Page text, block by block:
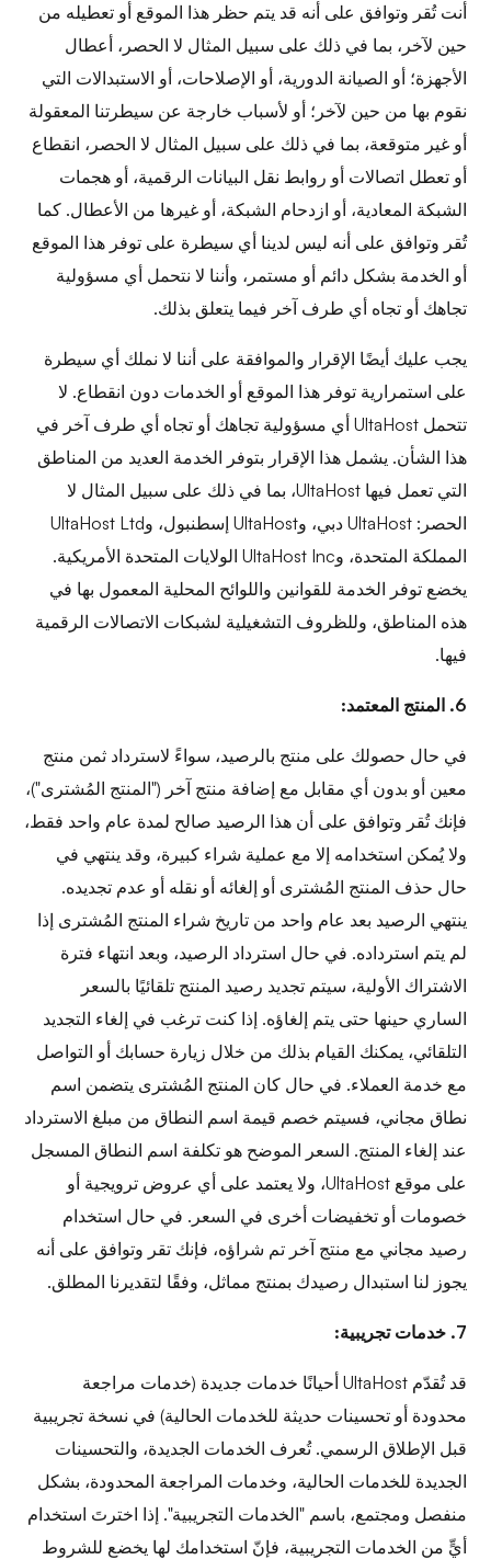
أنت تُقر وتوافق على أنه قد يتم حظر هذا الموقع أو تعطيله من
حين لآخر، بما في ذلك على سبيل المثال لا الحصر، أعطال
الأجهزة؛ أو الصيانة الدورية، أو الإصلاحات، أو الاستبدالات التي
نقوم بها من حين لآخر؛ أو لأسباب خارجة عن سيطرتنا المعقولة
أو غير متوقعة، بما في ذلك على سبيل المثال لا الحصر، انقطاع
أو تعطل اتصالات أو روابط نقل البيانات الرقمية، أو هجمات
الشبكة المعادية، أو ازدحام الشبكة، أو غيرها من الأعطال. كما
تُقر وتوافق على أنه ليس لدينا أي سيطرة على توفر هذا الموقع
أو الخدمة بشكل دائم أو مستمر، وأننا لا نتحمل أي مسؤولية
تجاهك أو تجاه أي طرف آخر فيما يتعلق بذلك.
يجب عليك أيضًا الإقرار والموافقة على أننا لا نملك أي سيطرة
على استمرارية توفر هذا الموقع أو الخدمات دون انقطاع. لا
تتحمل UltaHost أي مسؤولية تجاهك أو تجاه أي طرف آخر في
هذا الشأن. يشمل هذا الإقرار بتوفر الخدمة العديد من المناطق
التي تعمل فيها UltaHost، بما في ذلك على سبيل المثال لا
الحصر: UltaHost دبي، وUltaHost إسطنبول، وUltaHost Ltd
المملكة المتحدة، وUltaHost Inc الولايات المتحدة الأمريكية.
يخضع توفر الخدمة للقوانين واللوائح المحلية المعمول بها في
هذه المناطق، وللظروف التشغيلية لشبكات الاتصالات الرقمية
فيها.
في حال حصولك على منتج بالرصيد، سواءً لاسترداد ثمن منتج
معين أو بدون أي مقابل مع إضافة منتج آخر ("المنتج المُشترى")،
فإنك تُقر وتوافق على أن هذا الرصيد صالح لمدة عام واحد فقط،
ولا يُمكن استخدامه إلا مع عملية شراء كبيرة، وقد ينتهي في
حال حذف المنتج المُشترى أو إلغائه أو نقله أو عدم تجديده.
ينتهي الرصيد بعد عام واحد من تاريخ شراء المنتج المُشترى إذا
لم يتم استرداده. في حال استرداد الرصيد، وبعد انتهاء فترة
الاشتراك الأولية، سيتم تجديد رصيد المنتج تلقائيًا بالسعر
الساري حينها حتى يتم إلغاؤه. إذا كنت ترغب في إلغاء التجديد
التلقائي، يمكنك القيام بذلك من خلال زيارة حسابك أو التواصل
مع خدمة العملاء. في حال كان المنتج المُشترى يتضمن اسم
نطاق مجاني، فسيتم خصم قيمة اسم النطاق من مبلغ الاسترداد
عند إلغاء المنتج. السعر الموضح هو تكلفة اسم النطاق المسجل
على موقع UltaHost، ولا يعتمد على أي عروض ترويجية أو
خصومات أو تخفيضات أخرى في السعر. في حال استخدام
رصيد مجاني مع منتج آخر تم شراؤه، فإنك تقر وتوافق على أنه
يجوز لنا استبدال رصيدك بمنتج مماثل، وفقًا لتقديرنا المطلق.
قد تُقدّم UltaHost أحيانًا خدمات جديدة (خدمات مراجعة
محدودة أو تحسينات حديثة للخدمات الحالية) في نسخة تجريبية
قبل الإطلاق الرسمي. تُعرف الخدمات الجديدة، والتحسينات
الجديدة للخدمات الحالية، وخدمات المراجعة المحدودة، بشكل
منفصل ومجتمع، باسم "الخدمات التجريبية". إذا اخترتَ استخدام
أيٍّ من الخدمات التجريبية، فإنّ استخدامك لها يخضع للشروط